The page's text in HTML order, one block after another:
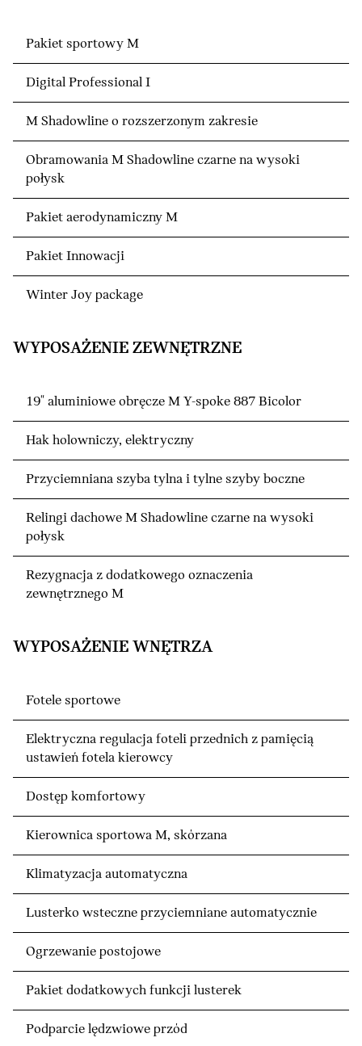
Pakiet sportowy M
Digital Professional I
M Shadowline o rozszerzonym zakresie
Obramowania M Shadowline czarne na wysoki
połysk
Pakiet aerodynamiczny M
Pakiet Innowacji
Winter Joy package
WYPOSAŻENIE ZEWNĘTRZNE
19" aluminiowe obręcze M Y-spoke 887 Bicolor
Hak holowniczy, elektryczny
Przyciemniana szyba tylna i tylne szyby boczne
Relingi dachowe M Shadowline czarne na wysoki
połysk
Rezygnacja z dodatkowego oznaczenia
zewnętrznego M
WYPOSAŻENIE WNĘTRZA
Fotele sportowe
Elektryczna regulacja foteli przednich z pamięcią
ustawień fotela kierowcy
Dostęp komfortowy
Kierownica sportowa M, skórzana
Klimatyzacja automatyczna
Lusterko wsteczne przyciemniane automatycznie
Ogrzewanie postojowe
Pakiet dodatkowych funkcji lusterek
Podparcie lędzwiowe przód